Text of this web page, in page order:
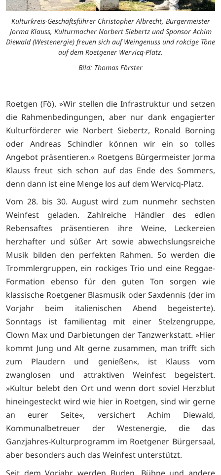
Kulturkreis-Geschäftsführer Christopher Albrecht, Bürgermeister
Jorma Klauss, Kulturmacher Norbert Siebertz und Sponsor Achim
Diewald (Westenergie) freuen sich auf Weingenuss und rokcige Töne
auf dem Roetgener Wervicq-Platz.
Bild: Thomas Förster
Roetgen (Fö). »Wir stellen die Infrastruktur und setzen
die Rahmenbedingungen, aber nur dank engagierter
Kulturförderer wie Norbert Siebertz, Ronald Borning
oder Andreas Schindler können wir ein so tolles
Angebot präsentieren.« Roetgens Bürgermeister Jorma
Klauss freut sich schon auf das Ende des Sommers,
denn dann ist eine Menge los auf dem Wervicq-Platz.
Vom 28. bis 30. August wird zum nunmehr sechsten
Weinfest geladen. Zahlreiche Händler des edlen
Rebensaftes präsentieren ihre Weine, Leckereien
herzhafter und süßer Art sowie abwechslungsreiche
Musik bilden den perfekten Rahmen. So werden die
Trommlergruppen, ein rockiges Trio und eine Reggae-
Formation ebenso für den guten Ton sorgen wie
klassische Roetgener Blasmusik oder Saxdennis (der im
Vorjahr beim italienischen Abend begeisterte).
Sonntags ist familientag mit einer Stelzengruppe,
Clown Max und Darbietungen der Tanzwerkstatt. »Hier
kommt Jung und Alt gerne zusammen, man trifft sich
zum Plaudern und genießen«, ist Klauss vom
zwanglosen und attraktiven Weinfest begeistert.
»Kultur belebt den Ort und wenn dort soviel Herzblut
hineingesteckt wird wie hier in Roetgen, sind wir gerne
an eurer Seite«, versichert Achim Diewald,
Kommunalbetreuer der Westenergie, die das
Ganzjahres-Kulturprogramm im Roetgener Bürgersaal,
aber besonders auch das Weinfest unterstützt.